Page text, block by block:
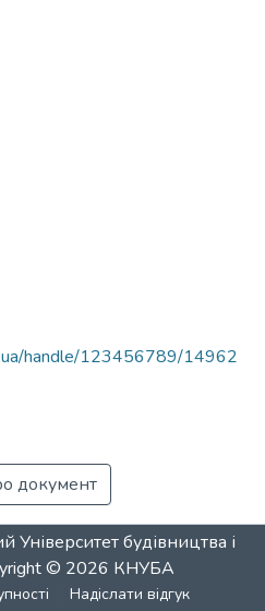
handle/123456789/14962
документ
Університет будівництва і
© 2026 КНУБА
Надіслати відгук